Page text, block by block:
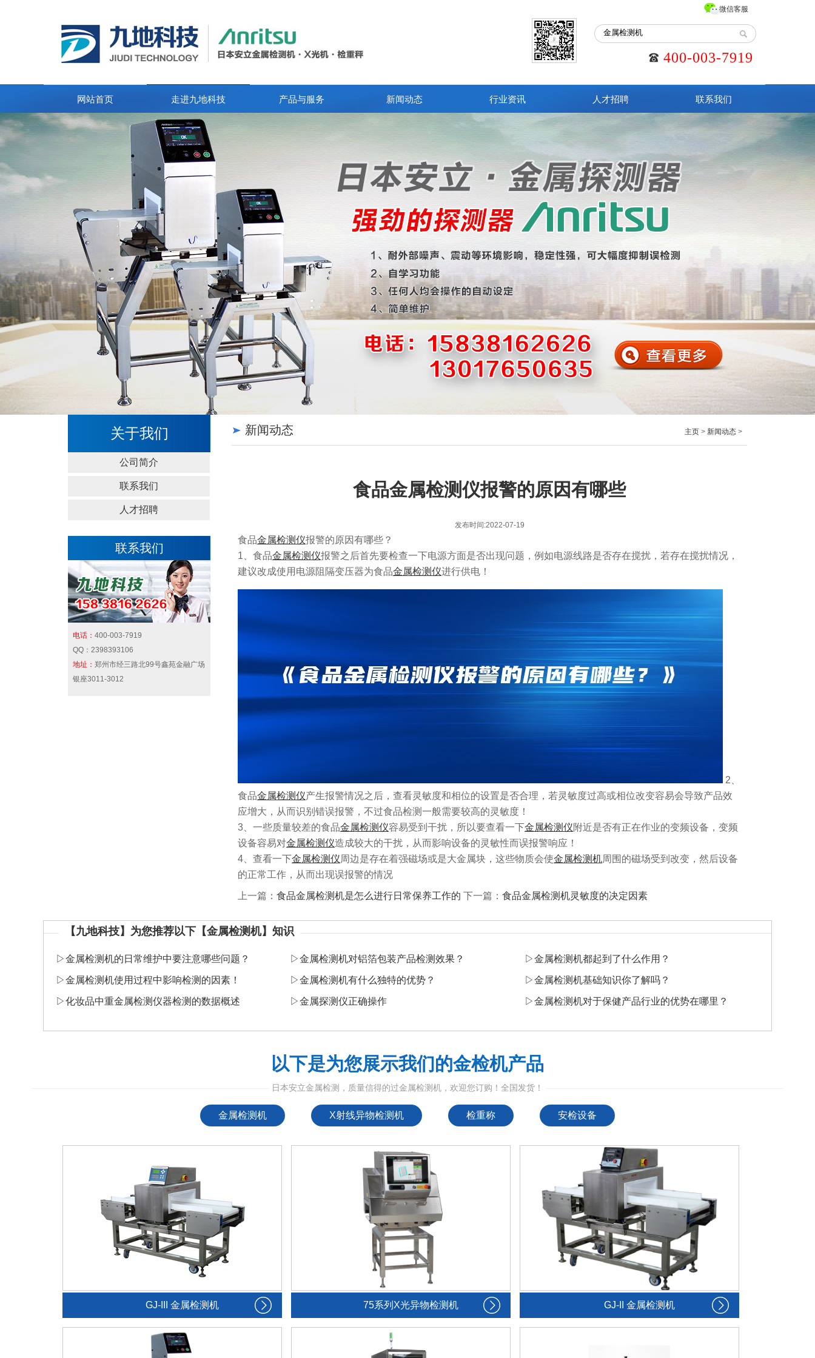
400-003-7919
微信客服
网站首页 走进九地科技 产品与服务 新闻动态 行业资讯 人才招聘 联系我们
关于我们
公司简介
联系我们
人才招聘
联系我们
电话： 400-003-7919
QQ： 2398393106
地址： 郑州市经三路北99号鑫苑金融广场
银座3011-3012
新闻动态 主页 > 新闻动态 >
食品金属检测仪报警的原因有哪些
发布时间:2022-07-19
食品金属检测仪报警的原因有哪些？
1、食品金属检测仪报警之后首先要检查一下电源方面是否出现问题，例如电源线路是否存在搅扰，若存在搅扰情况，
建议改成使用电源阻隔变压器为食品金属检测仪进行供电！
2、
食品金属检测仪产生报警情况之后，查看灵敏度和相位的设置是否合理，若灵敏度过高或相位改变容易会导致产品效
应增大，从而识别错误报警，不过食品检测一般需要较高的灵敏度！
3、一些质量较差的食品金属检测仪容易受到干扰，所以要查看一下金属检测仪附近是否有正在作业的变频设备，变频
设备容易对金属检测仪造成较大的干扰，从而影响设备的灵敏性而误报警响应！
4、查看一下金属检测仪周边是存在着强磁场或是大金属块，这些物质会使金属检测机周围的磁场受到改变，然后设备
的正常工作，从而出现误报警的情况
上一篇： 食品金属检测机是怎么进行日常保养工作的 下一篇： 食品金属检测机灵敏度的决定因素
【九地科技】为您推荐以下【金属检测机】知识
▷金属检测机的日常维护中要注意哪些问题？ ▷金属检测机对铝箔包装产品检测效果？ ▷​金属检测机都起到了什么作用？
▷金属检测机使用过程中影响检测的因素！ ▷​金属检测机有什么独特的优势？ ▷金属检测机基础知识你了解吗？
▷化妆品中重金属检测仪器检测的数据概述 ▷金属探测仪正确操作 ▷​金属检测机对于保健产品行业的优势在哪里？
以下是为您展示我们的金检机产品
日本安立金属检测，质量信得的过金属检测机，欢迎您订购！全国发货！
金属检测机 X射线异物检测机 检重称 安检设备
GJ-III 金属检测机 75系列X光异物检测机 GJ-II 金属检测机